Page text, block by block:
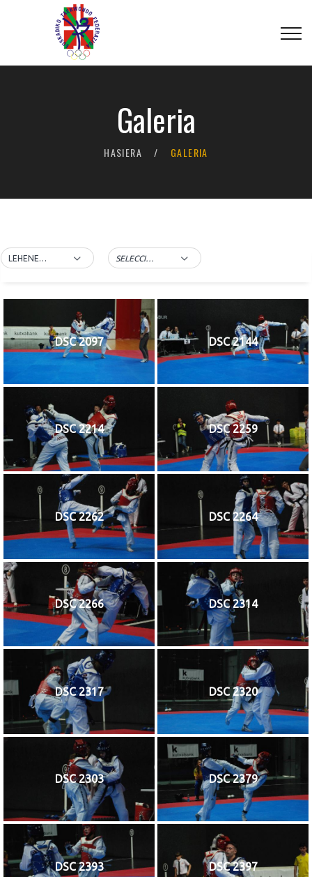
Galeria
HASIERA GALERIA
LEHENETSITAKO ORDENA SELECCIONAR LA ETIQUETA
DSC 2097 DSC 2144
DSC 2214 DSC 2259
DSC 2262 DSC 2264
DSC 2266 DSC 2314
DSC 2317 DSC 2320
DSC 2303 DSC 2379
DSC 2393 DSC 2397